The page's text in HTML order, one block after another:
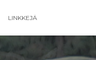
LINKKEJÄ